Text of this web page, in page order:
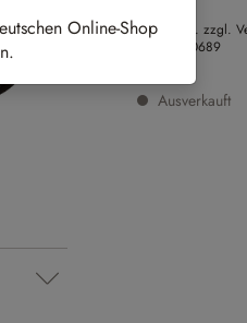
inkl. MwSt. zzgl.
10689
Ausverkauft
Online-Shop